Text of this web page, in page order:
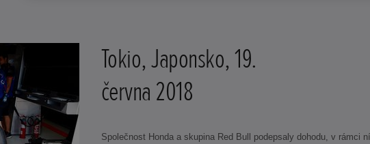
Tokio, Japonsko, 19.
června 2018
Společnost Honda a skupina Red Bull podepsaly dohodu, v rámci